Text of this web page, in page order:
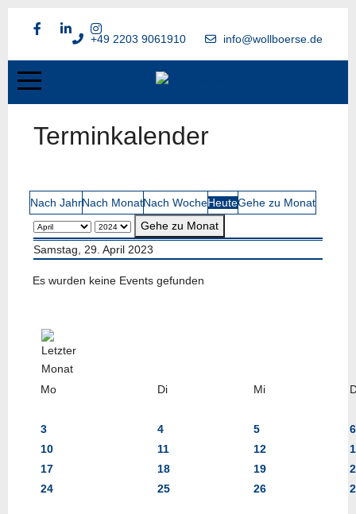
+49 2203 9061910 info@wollboerse.de
Terminkalender
Nach JahrNach MonatNach WocheHeuteGehe zu Monat
Gehe zu Monat
Samstag, 29. April 2023
Es wurden keine Events gefunden
Mo Di Mi
3 4 5
6
10
11 12
17
18 19
24
25 26